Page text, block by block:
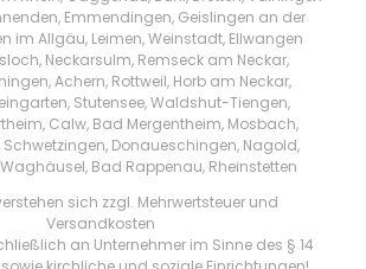
Emmendingen, Geislingen an der
im Allgäu, Leimen, Weinstadt, Ellwangen
Neckarsulm, Remseck am Neckar,
Achern, Rottweil, Horb am Neckar,
Stutensee, Waldshut-Tiengen,
Calw, Bad Mergentheim, Mosbach,
Donaueschingen, Nagold,
Bad Rappenau, Rheinstetten
sich zzgl. Mehrwertsteuer und
Versandkosten
an Unternehmer im Sinne des § 14